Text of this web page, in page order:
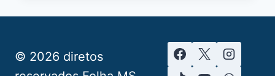
REDUZ
HORAS
© 2026 diretos